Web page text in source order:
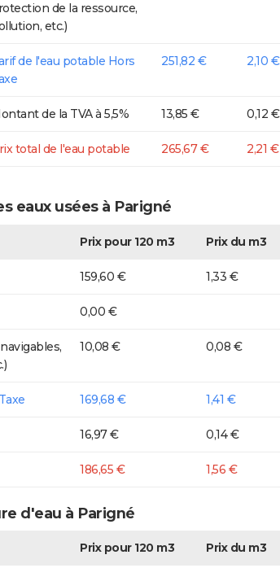
de la ressource,
etc.)
de l'eau potable Hors
251,82 € 2,10 €
de la TVA à 5,5% 13,85 € 0,12 €
total de l'eau potable 265,67 € 2,21 €
eaux usées à Parigné
Prix pour 120 m3 Prix du m3
159,60 € 1,33 €
0,00 €
10,08 € 0,08 €
169,68 € 1,41 €
16,97 € 0,14 €
186,65 € 1,56 €
d'eau à Parigné
Prix pour 120 m3 Prix du m3